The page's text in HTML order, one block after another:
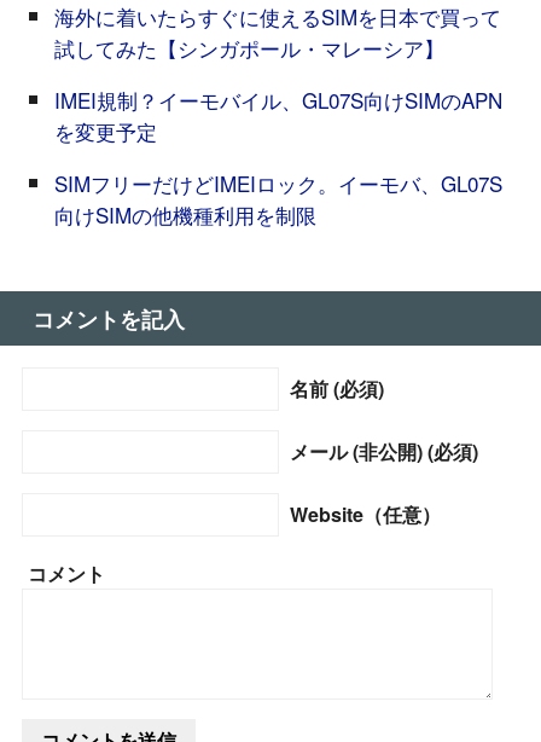
海外に着いたらすぐに使えるSIMを日本で買って
試してみた【シンガポール・マレーシア】
IMEI規制？イーモバイル、GL07S向けSIMのAPN
を変更予定
SIMフリーだけどIMEIロック。イーモバ、GL07S
向けSIMの他機種利用を制限
コメントを記入
名前 (必須)
メール (非公開) (必須)
Website（任意）
コメント